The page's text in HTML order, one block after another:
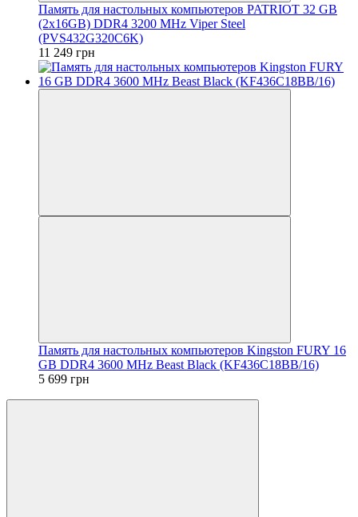
Память для настольных компьютеров PATRIOT 32 GB
(2x16GB) DDR4 3200 MHz Viper Steel
(PVS432G320C6K)
11 249 грн
Память для настольных компьютеров Kingston FURY 16
GB DDR4 3600 MHz Beast Black (KF436C18BB/16)
5 699 грн